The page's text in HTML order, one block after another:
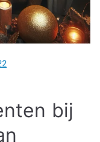
bij